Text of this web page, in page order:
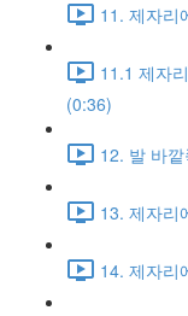
11. 제자리
11.1 제자
(0:36)
12. 발 바
13. 제자리
14. 제자리